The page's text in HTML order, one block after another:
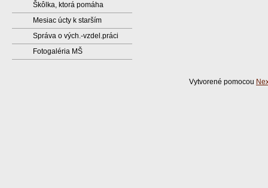
Škôlka, ktorá pomáha
Mesiac úcty k starším
Správa o vých.-vzdel.práci
Fotogaléria MŠ
Vytvorené pomocou